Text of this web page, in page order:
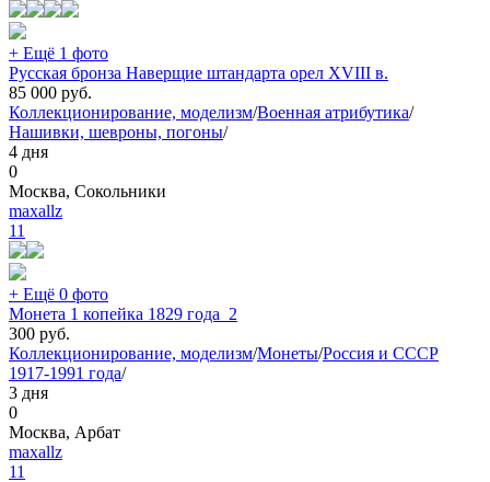
+ Ещё 1 фото
Русская бронза Наверщие штандарта орел XVIII в.
85 000 руб.
Коллекционирование, моделизм/Военная атрибутика/
Нашивки, шевроны, погоны/
4 дня
0
Москва, Сокольники
maxallz
11
+ Ещё 0 фото
Монета 1 копейка 1829 года_2
300 руб.
Коллекционирование, моделизм/Монеты/Россия и СССР
1917-1991 года/
3 дня
0
Москва, Арбат
maxallz
11